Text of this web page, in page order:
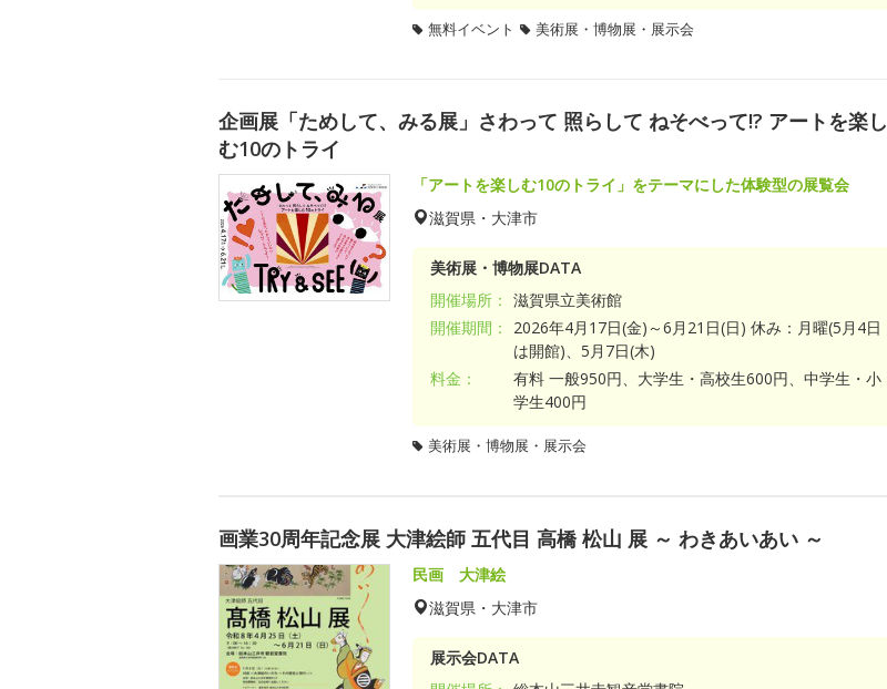
無料イベント 美術展・博物展・展示会
企画展「ためして、みる展」さわって 照らして ねそべって!? アートを楽し
む10のトライ
「アートを楽しむ10のトライ」をテーマにした体験型の展覧会
滋賀県・大津市
美術展・博物展DATA
開催場所： 滋賀県立美術館
開催期間：
2026年4月17日(金)～6月21日(日) 休み：月曜(5月4日
は開館)、5月7日(木)
料金：
有料 一般950円、大学生・高校生600円、中学生・小
学生400円
美術展・博物展・展示会
画業30周年記念展 大津絵師 五代目 高橋 松山 展 ～ わきあいあい ～
民画 大津絵
滋賀県・大津市
展示会DATA